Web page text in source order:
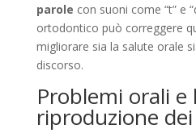
parole con suoni come “t” e
ortodontico può correggere
migliorare sia la salute orale
discorso.
Problemi orali e
riproduzione